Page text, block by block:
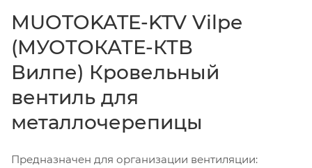
MUOTOKATE-KTV Vilpe
(МУОТОКАТЕ-КТВ
Вилпе) Кровельный
вентиль для
металлочерепицы
Предназначен для организации вентиляции: